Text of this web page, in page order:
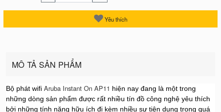
Yêu thích
MÔ TẢ SẢN PHẨM
Bộ phát wifi Aruba Instant On AP11 hiện nay đang là một trong
những dòng sản phẩm được rất nhiều tín đồ công nghệ yêu thích
bởi những tính năng hữu ích đi kèm nhiều sự tiện dụng trong quá